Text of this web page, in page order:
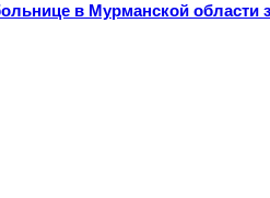
в Мурманской области